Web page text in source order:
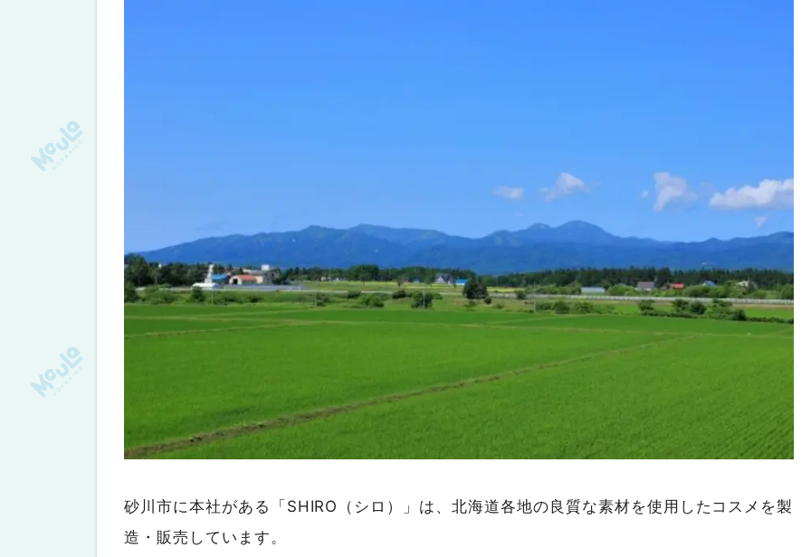
砂川市に本社がある「SHIRO（シロ）」は、北海道各地の良質な素材を使用したコスメを製
造・販売しています。